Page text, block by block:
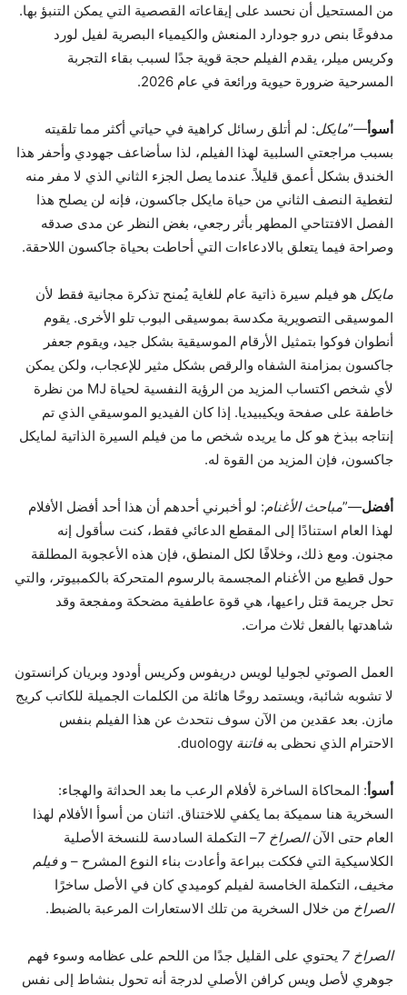
من المستحيل أن نحسد على إيقاعاته القصصية التي يمكن التنبؤ بها.
مدفوعًا بنص درو جودارد المنعش والكيمياء البصرية لفيل لورد
وكريس ميلر، يقدم الفيلم حجة قوية جدًا لسبب بقاء التجربة
المسرحية ضرورة حيوية ورائعة في عام 2026.
أسوأ—”مايكل: لم أتلق رسائل كراهية في حياتي أكثر مما تلقيته
بسبب مراجعتي السلبية لهذا الفيلم، لذا سأضاعف جهودي وأحفر هذا
الخندق بشكل أعمق قليلاً. عندما يصل الجزء الثاني الذي لا مفر منه
لتغطية النصف الثاني من حياة مايكل جاكسون، فإنه لن يصلح هذا
الفصل الافتتاحي المطهر بأثر رجعي، بغض النظر عن مدى صدقه
وصراحة فيما يتعلق بالادعاءات التي أحاطت بحياة جاكسون اللاحقة.
مايكل هو فيلم سيرة ذاتية عام للغاية يُمنح تذكرة مجانية فقط لأن
الموسيقى التصويرية مكدسة بموسيقى البوب ​​تلو الأخرى. يقوم
أنطوان فوكوا بتمثيل الأرقام الموسيقية بشكل جيد، ويقوم جعفر
جاكسون بمزامنة الشفاه والرقص بشكل مثير للإعجاب، ولكن يمكن
لأي شخص اكتساب المزيد من الرؤية النفسية لحياة MJ من نظرة
خاطفة على صفحة ويكيبيديا. إذا كان الفيديو الموسيقي الذي تم
إنتاجه ببذخ هو كل ما يريده شخص ما من فيلم السيرة الذاتية لمايكل
جاكسون، فإن المزيد من القوة له.
أفضل—”مباحث الأغنام: لو أخبرني أحدهم أن هذا أحد أفضل الأفلام
لهذا العام استنادًا إلى المقطع الدعائي فقط، كنت سأقول إنه
مجنون. ومع ذلك، وخلافًا لكل المنطق، فإن هذه الأعجوبة المطلقة
حول قطيع من الأغنام المجسمة بالرسوم المتحركة بالكمبيوتر، والتي
تحل جريمة قتل راعيها، هي قوة عاطفية مضحكة ومفجعة وقد
شاهدتها بالفعل ثلاث مرات.
العمل الصوتي لجوليا لويس دريفوس وكريس أودود وبريان كرانستون
لا تشوبه شائبة، ويستمد روحًا هائلة من الكلمات الجميلة للكاتب كريج
مازن. بعد عقدين من الآن سوف نتحدث عن هذا الفيلم بنفس
الاحترام الذي نحظى بهفاتنة
أسوأ: المحاكاة الساخرة لأفلام الرعب ما بعد الحداثة والهجاء:
السخرية هنا سميكة بما يكفي للاختناق. اثنان من أسوأ الأفلام لهذا
العام حتى الآنالصراخ 7
– التكملة السادسة للنسخة الأصلية
الكلاسيكية التي فككت ببراعة وأعادت بناء النوع المشرح – وفيلم
مخيف، التكملة الخامسة لفيلم كوميدي كان في الأصل ساخرًا
الصراخ من خلال السخرية من تلك الاستعارات المرعبة بالضبط.
الصراخ 7
يحتوي على القليل جدًا من اللحم على عظامه وسوء فهم
جوهري لأصل ويس كرافن الأصلي لدرجة أنه تحول بنشاط إلى نفس